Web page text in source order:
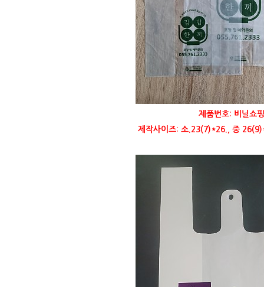
제품번호: 비닐쇼
제작사이즈: 소.23(7)*26., 중